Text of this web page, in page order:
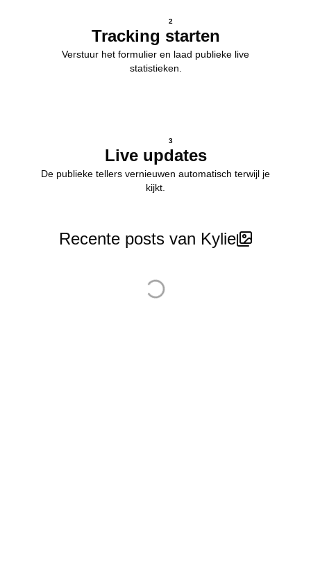
2
Tracking starten
Verstuur het formulier en laad publieke live
statistieken.
3
Live updates
De publieke tellers vernieuwen automatisch terwijl je
kijkt.
Recente posts van Kylie